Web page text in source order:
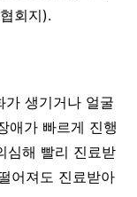
회지).
가 생기거나 얼굴
애가 빠르게 진행
심해 빨리 진료받
어져도 진료받아